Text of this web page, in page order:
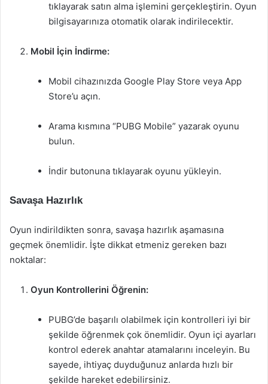
tıklayarak satın alma işlemini gerçekleştirin. Oyun
bilgisayarınıza otomatik olarak indirilecektir.
Mobil İçin İndirme:
Mobil cihazınızda Google Play Store veya App
Store’u açın.
Arama kısmına “PUBG Mobile” yazarak oyunu
bulun.
İndir butonuna tıklayarak oyunu yükleyin.
Savaşa Hazırlık
Oyun indirildikten sonra, savaşa hazırlık aşamasına
geçmek önemlidir. İşte dikkat etmeniz gereken bazı
noktalar:
Oyun Kontrollerini Öğrenin:
PUBG’de başarılı olabilmek için kontrolleri iyi bir
şekilde öğrenmek çok önemlidir. Oyun içi ayarları
kontrol ederek anahtar atamalarını inceleyin. Bu
sayede, ihtiyaç duyduğunuz anlarda hızlı bir
şekilde hareket edebilirsiniz.